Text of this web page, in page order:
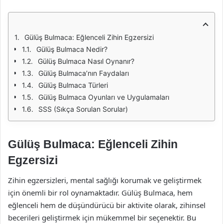
Gülüş Bulmaca: Eğlenceli Zihin Egzersizi
Gülüş Bulmaca Nedir?
Gülüş Bulmaca Nasıl Oynanır?
Gülüş Bulmaca’nın Faydaları
Gülüş Bulmaca Türleri
Gülüş Bulmaca Oyunları ve Uygulamaları
SSS (Sıkça Sorulan Sorular)
Gülüş Bulmaca: Eğlenceli Zihin
Egzersizi
Zihin egzersizleri, mental sağlığı korumak ve geliştirmek
için önemli bir rol oynamaktadır. Gülüş Bulmaca, hem
eğlenceli hem de düşündürücü bir aktivite olarak, zihinsel
becerileri geliştirmek için mükemmel bir seçenektir. Bu